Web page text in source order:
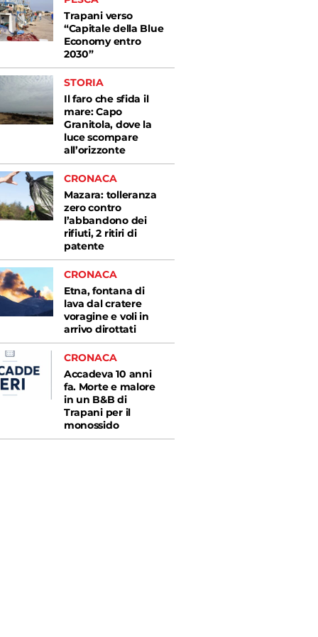
Trapani verso
“Capitale della Blue
Economy entro
2030”
STORIA
Il faro che sfida il
mare: Capo
Granitola, dove la
luce scompare
all’orizzonte
CRONACA
Mazara: tolleranza
zero contro
l’abbandono dei
rifiuti, 2 ritiri di
patente
CRONACA
Etna, fontana di
lava dal cratere
voragine e voli in
arrivo dirottati
CRONACA
Accadeva 10 anni
fa. Morte e malore
in un B&B di
Trapani per il
monossido